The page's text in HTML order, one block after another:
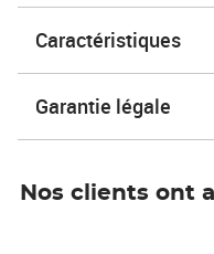
Caractéristiques
Garantie légale
Nos clients ont